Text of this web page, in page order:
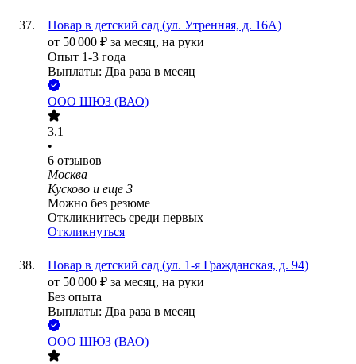
Повар в детский сад (ул. Утренняя, д. 16А)
от 50 000 ₽ за месяц, на руки
Опыт 1-3 года
Выплаты: Два раза в месяц
ООО ШЮЗ (ВАО)
3.1
•
6 отзывов
Москва
Кусково и еще 3
Можно без резюме
Откликнитесь среди первых
Откликнуться
Повар в детский сад (ул. 1-я Гражданская, д. 94)
от 50 000 ₽ за месяц, на руки
Без опыта
Выплаты: Два раза в месяц
ООО ШЮЗ (ВАО)